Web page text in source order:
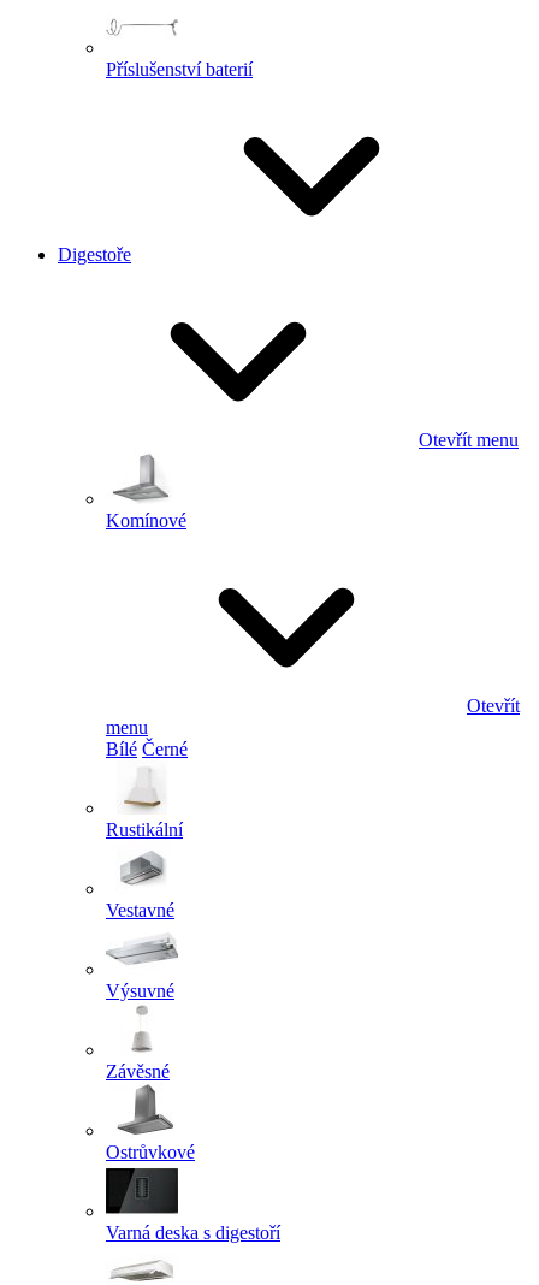
Příslušenství baterií
Digestoře
Otevřít menu
Komínové
Otevřít
menu
Bílé Černé
Rustikální
Vestavné
Výsuvné
Závěsné
Ostrůvkové
Varná deska s digestoří